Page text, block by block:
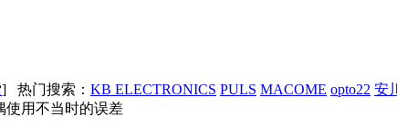
] 热门搜索： KB ELECTRONICS PULS MACOME opto22 安川
使用不当时的误差